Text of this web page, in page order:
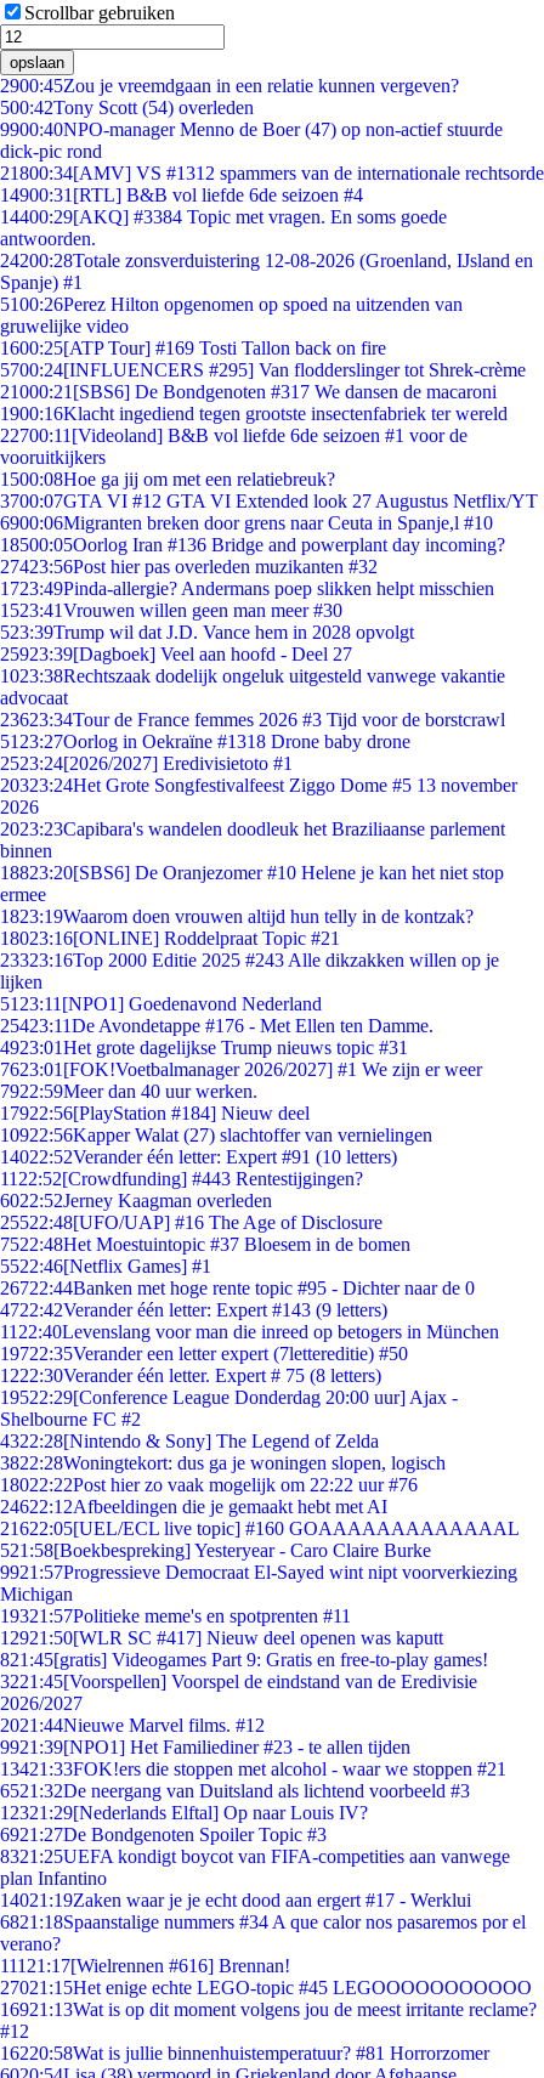
Scrollbar gebruiken
opslaan
2900:45Zou je vreemdgaan in een relatie kunnen vergeven?
500:42Tony Scott (54) overleden
9900:40NPO-manager Menno de Boer (47) op non-actief stuurde
dick-pic rond
21800:34[AMV] VS #1312 spammers van de internationale rechtsorde
14900:31 [RTL] B&B vol liefde 6de seizoen #4
14400:29[AKQ] #3384 Topic met vragen. En soms goede
antwoorden.
24200:28Totale zonsverduistering 12-08-2026 (Groenland, IJsland en
Spanje) #1
5100:26Perez Hilton opgenomen op spoed na uitzenden van
gruwelijke video
1600:25[ATP Tour] #169 Tosti Tallon back on fire
5700:24[INFLUENCERS #295] Van flodderslinger tot Shrek-crème
21000:21 [SBS6] De Bondgenoten #317 We dansen de macaroni
1900:16Klacht ingediend tegen grootste insectenfabriek ter wereld
22700:11 [Videoland] B&B vol liefde 6de seizoen #1 voor de
vooruitkijkers
1500:08Hoe ga jij om met een relatiebreuk?
3700:07GTA VI #12 GTA VI Extended look 27 Augustus Netflix/YT
6900:06Migranten breken door grens naar Ceuta in Spanje,l #10
18500:05Oorlog Iran #136 Bridge and powerplant day incoming?
27423:56Post hier pas overleden muzikanten #32
1723:49Pinda-allergie? Andermans poep slikken helpt misschien
1523:41Vrouwen willen geen man meer #30
523:39Trump wil dat J.D. Vance hem in 2028 opvolgt
25923:39[Dagboek] Veel aan hoofd - Deel 27
1023:38Rechtszaak dodelijk ongeluk uitgesteld vanwege vakantie
advocaat
23623:34Tour de France femmes 2026 #3 Tijd voor de borstcrawl
51 23:27Oorlog in Oekraïne #1318 Drone baby drone
2523:24[2026/2027] Eredivisietoto #1
20323:24Het Grote Songfestivalfeest Ziggo Dome #5 13 november
2026
2023:23Capibara's wandelen doodleuk het Braziliaanse parlement
binnen
18823:20[SBS6] De Oranjezomer #10 Helene je kan het niet stop
ermee
1823:19Waarom doen vrouwen altijd hun telly in de kontzak?
18023:16[ONLINE] Roddelpraat Topic #21
23323:16Top 2000 Editie 2025 #243 Alle dikzakken willen op je
lijken
51 23:11 [NPO1] Goedenavond Nederland
25423:11De Avondetappe #176 - Met Ellen ten Damme.
4923:01Het grote dagelijkse Trump nieuws topic #31
7623:01 [FOK!Voetbalmanager 2026/2027] #1 We zijn er weer
7922:59Meer dan 40 uur werken.
17922:56[PlayStation #184] Nieuw deel
10922:56Kapper Walat (27) slachtoffer van vernielingen
14022:52Verander één letter: Expert #91 (10 letters)
11 22:52[Crowdfunding] #443 Rentestijgingen?
6022:52Jerney Kaagman overleden
25522:48[UFO/UAP] #16 The Age of Disclosure
7522:48Het Moestuintopic #37 Bloesem in de bomen
5522:46[Netflix Games] #1
26722:44Banken met hoge rente topic #95 - Dichter naar de 0
4722:42Verander één letter: Expert #143 (9 letters)
11 22:40Levenslang voor man die inreed op betogers in München
19722:35Verander een letter expert (7lettereditie) #50
1222:30Verander één letter. Expert # 75 (8 letters)
19522:29[Conference League Donderdag 20:00 uur] Ajax -
Shelbourne FC #2
4322:28[Nintendo & Sony] The Legend of Zelda
3822:28Woningtekort: dus ga je woningen slopen, logisch
18022:22Post hier zo vaak mogelijk om 22:22 uur #76
24622:12Afbeeldingen die je gemaakt hebt met AI
21622:05[UEL/ECL live topic] #160 GOAAAAAAAAAAAAAL
521:58[Boekbespreking] Yesteryear - Caro Claire Burke
9921:57Progressieve Democraat El-Sayed wint nipt voorverkiezing
Michigan
19321:57Politieke meme's en spotprenten #11
12921:50[WLR SC #417] Nieuw deel openen was kaputt
821:45[gratis] Videogames Part 9: Gratis en free-to-play games!
3221:45[Voorspellen] Voorspel de eindstand van de Eredivisie
2026/2027
2021:44Nieuwe Marvel films. #12
9921:39[NPO1] Het Familiediner #23 - te allen tijden
13421:33FOK!ers die stoppen met alcohol - waar we stoppen #21
6521:32De neergang van Duitsland als lichtend voorbeeld #3
12321:29[Nederlands Elftal] Op naar Louis IV?
6921:27De Bondgenoten Spoiler Topic #3
8321:25UEFA kondigt boycot van FIFA-competities aan vanwege
plan Infantino
14021:19Zaken waar je je echt dood aan ergert #17 - Werklui
6821:18Spaanstalige nummers #34 A que calor nos pasaremos por el
verano?
111 21:17[Wielrennen #616] Brennan!
27021:15Het enige echte LEGO-topic #45 LEGOOOOOOOOOOO
16921:13Wat is op dit moment volgens jou de meest irritante reclame?
#12
16220:58Wat is jullie binnenhuistemperatuur? #81 Horrorzomer